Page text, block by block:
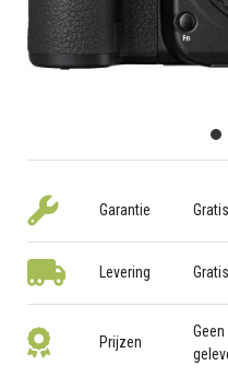
Garantie
Levering
Prijzen